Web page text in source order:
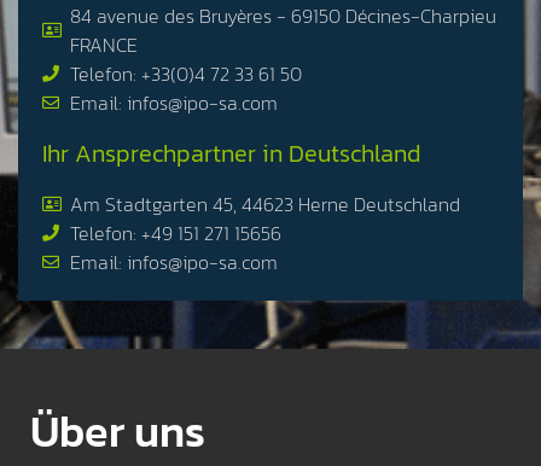
84 avenue des Bruyères - 69150 Décines-Charpieu
FRANCE
Telefon: +33(0)4 72 33 61 50
Email: infos@ipo-sa.com
Ihr Ansprechpartner in Deutschland
Am Stadtgarten 45, 44623 Herne Deutschland
Telefon: +49 151 271 15656
Email: infos@ipo-sa.com
Über uns